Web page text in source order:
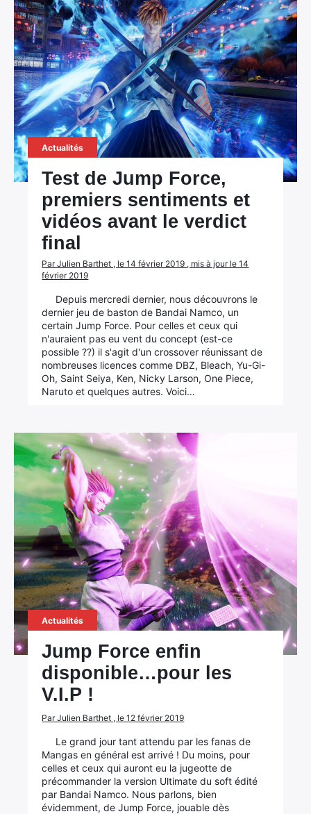
Actualités
Test de Jump Force,
premiers sentiments et
vidéos avant le verdict
final
Par Julien Barthet , le 14 février 2019 , mis à jour le 14
février 2019
Depuis mercredi dernier, nous découvrons le
dernier jeu de baston de Bandai Namco, un
certain Jump Force. Pour celles et ceux qui
n'auraient pas eu vent du concept (est-ce
possible ??) il s'agit d'un crossover réunissant de
nombreuses licences comme DBZ, Bleach, Yu-Gi-
Oh, Saint Seiya, Ken, Nicky Larson, One Piece,
Naruto et quelques autres. Voici…
Actualités
Jump Force enfin
disponible…pour les
V.I.P !
Par Julien Barthet , le 12 février 2019
Le grand jour tant attendu par les fanas de
Mangas en général est arrivé ! Du moins, pour
celles et ceux qui auront eu la jugeotte de
précommander la version Ultimate du soft édité
par Bandai Namco. Nous parlons, bien
évidemment, de Jump Force, jouable dès
Rechercher
: